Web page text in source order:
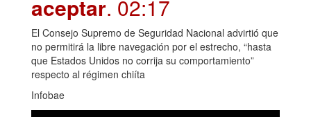
aceptar. 02:17
El Consejo Supremo de Seguridad Nacional advirtió que
no permitirá la libre navegación por el estrecho, “hasta
que Estados Unidos no corrija su comportamiento”
respecto al régimen chiíta
Infobae